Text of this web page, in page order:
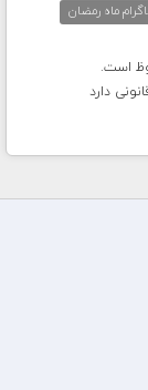
ماه رمضان
دارد